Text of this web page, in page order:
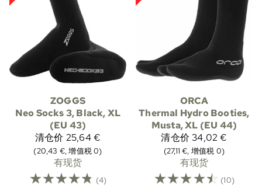
ZOGGS
Neo Socks 3, Black, XL
(EU 43)
清仓价 25,64 €
(20,43 €, 增值税 0)
有现货
☆☆☆☆☆ (4)
ORCA
Thermal Hydro Booties,
Musta, XL (EU 44)
清仓价 34,02 €
(27,11 €, 增值税 0)
有现货
☆☆☆☆☆ (10)